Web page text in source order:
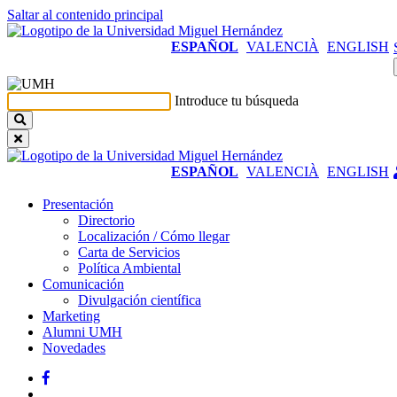
Saltar al contenido principal
ESPAÑOL VALENCIÀ ENGLISH
Introduce tu búsqueda
ESPAÑOL VALENCIÀ ENGLISH
Presentación
Presentación
Directorio
Localización / Cómo llegar
Carta de Servicios
Política Ambiental
Comunicación
Comunicación
Divulgación científica
Marketing
Alumni UMH
Novedades
Facebook